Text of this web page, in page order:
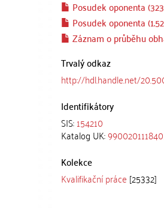
Posudek oponenta
Posudek oponenta
Záznam o průběhu
Trvalý odkaz
http://hdl.handle.net/
Identifikátory
SIS:154210
Katalog UK:
Kolekce
Kvalifikační práce [25332]